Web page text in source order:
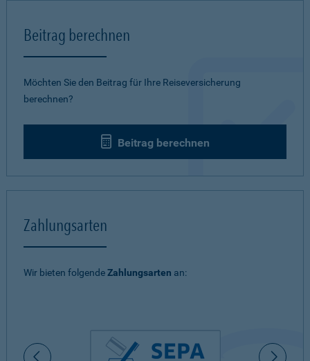
Beitrag berechnen
Möchten Sie den Beitrag für Ihre Reiseversicherung
berechnen?
Beitrag berechnen
Zahlungsarten
Wir bieten folgendeZahlungsarten an: